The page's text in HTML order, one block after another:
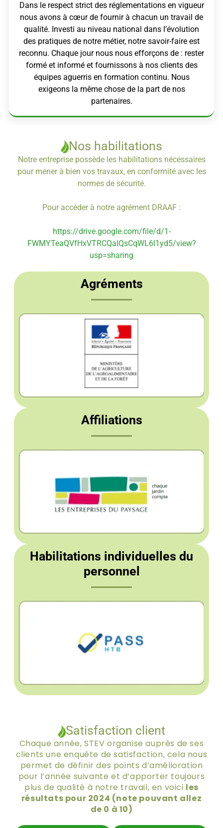
Dans le respect strict des réglementations en vigueur
nous avons à cœur de fournir à chacun un travail de
qualité. Investi au niveau national dans l’évolution
des pratiques de notre métier, notre savoir-faire est
reconnu. Chaque jour nous nous efforçons de : rester
formé et informé et fournissons à nos clients des
équipes aguerris en formation continu. Nous
exigeons la même chose de la part de nos
partenaires.
Nos habilitations
Notre entreprise possède les habilitations nécessaires
pour mener à bien vos travaux, en conformité avec les
normes de sécurité.
Pour accéder à notre agrément DRAAF :
https://drive.google.com/file/d/1-
FWMYTeaQVfHxVTRCQalQsCqWL6l1yd5/view?
usp=sharing
Agréments
Affiliations
Habilitations individuelles du
personnel
Satisfaction client
Chaque année, STEV organise auprès de ses
clients une enquête de satisfaction, cela nous
permet de définir des points d’amélioration
pour l’année suivante et d’apporter toujours
plus de qualité à notre travail, en voici les
résultats pour 2024 (note pouvant allez
de 0 à 10)